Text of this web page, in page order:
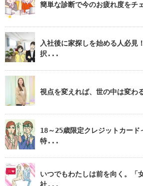
簡単な診断で今のお疲れ度をチ
入社後に家探しを始める人必見
択...
視点を変えれば、世の中は変
18～25歳限定クレジットカード
特...
いつでもわたしは前を向く。「